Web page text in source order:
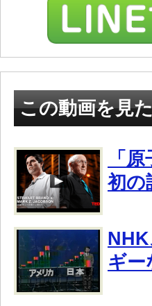
この動画を見
「
初の
ギー